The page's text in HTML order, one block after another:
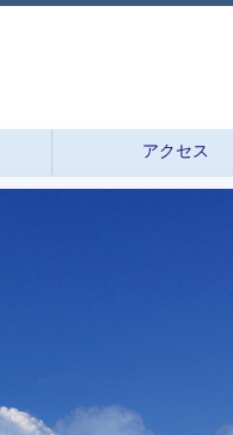
アクセス